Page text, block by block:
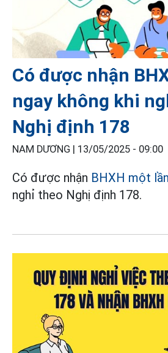
Có được nhận
ngay không khi
Nghị định 178
NAM DƯƠNG | 13/05/2025 - 09:00
Có được nhận BHXH một lần
nghỉ theo Nghị định 178.